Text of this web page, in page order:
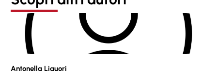
Antonella Liguori